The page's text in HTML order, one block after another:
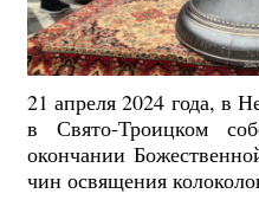
21 апреля 2024 года, в
в Свято-Троицком
окончании
чин освящения